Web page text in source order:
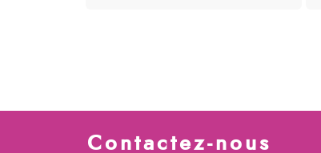
Contactez-nous